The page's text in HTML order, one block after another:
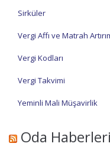
Sirküler
Vergi Affı ve Matrah
Vergi Kodları
Vergi Takvimi
Yeminli Mali Müşavirlik
Oda Haberleri